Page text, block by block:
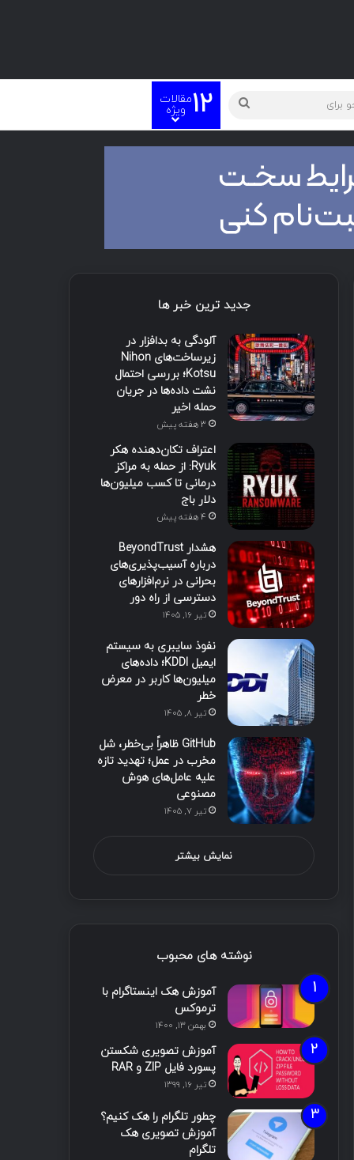
جستجو
برای
12مقالات
ویژه
جدید ترین خبر ها
آلودگی به بدافزار در
زیرساخت‌های Nihon
Kotsu؛ بررسی احتمال
نشت داده‌ها در جریان
حمله اخیر
3 هفته پیش
اعتراف تکان‌دهنده هکر
Ryuk: از حمله به مراکز
درمانی تا کسب میلیون‌ها
دلار باج
4 هفته پیش
هشدار BeyondTrust
درباره آسیب‌پذیری‌های
بحرانی در نرم‌افزارهای
دسترسی از راه دور
تیر ۱۶, ۱۴۰۵
نفوذ سایبری به سیستم
ایمیل KDDI؛ داده‌های
میلیون‌ها کاربر در معرض
خطر
تیر ۸, ۱۴۰۵
GitHub ظاهراً بی‌خطر، شل
مخرب در عمل؛ تهدید تازه
علیه عامل‌های هوش
مصنوعی
تیر ۷, ۱۴۰۵
نمایش بیشتر
نوشته های محبوب
آموزش هک اینستاگرام با
ترموکس
بهمن ۱۳, ۱۴۰۰
آموزش تصویری شکستن
پسورد فایل ZIP و RAR
تیر ۱۶, ۱۳۹۹
چطور تلگرام را هک کنیم؟
آموزش تصویری هک
تلگرام